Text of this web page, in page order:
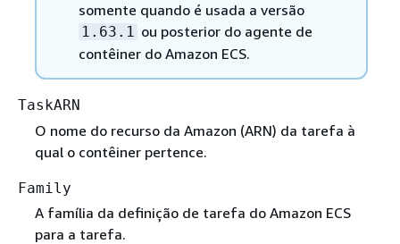
somente quando é usada a versão
1.63.1 ou posterior do agente de
contêiner do Amazon ECS.
TaskARN
O nome do recurso da Amazon (ARN) da tarefa à
qual o contêiner pertence.
Family
A família da definição de tarefa do Amazon ECS
para a tarefa.